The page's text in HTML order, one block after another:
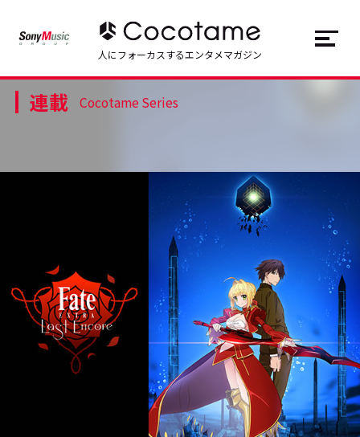
トップ Top
About
#エンタメ業界のちょっといい話
JP EN
人にフォーカスするエンタメマガジン
連載 Cocotame Series